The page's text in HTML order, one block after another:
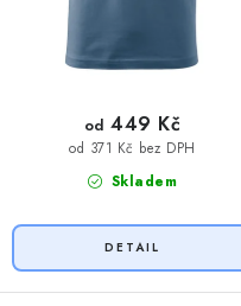
Skladem
od 371 Kč bez DPH
od 449 Kč